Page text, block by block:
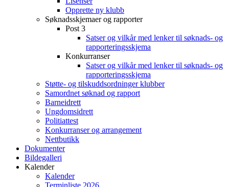
Opprette ny klubb
Søknadsskjemaer og rapporter
Post 3
Satser og vilkår med lenker til søknads- og
rapporteringsskjema
Konkurranser
Satser og vilkår med lenker til søknads- og
rapporteringsskjema
Støtte- og tilskuddsordninger klubber
Samordnet søknad og rapport
Barneidrett
Ungdomsidrett
Politiattest
Konkurranser og arrangement
Nettbutikk
Dokumenter
Bildegalleri
Kalender
Kalender
Terminliste 2026